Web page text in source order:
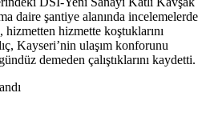
daire şantiye alanında incelemelerde
hizmetten hizmette koştuklarını
Kayseri’nin ulaşım konforunu
demeden çalıştıklarını kaydetti.